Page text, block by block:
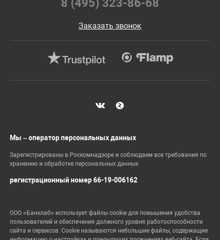
8 (495) 323-86-68
Заказать звонок
Мы – оператор персональных данных
Зарегистрированы в Роскомнадзоре и соблюдаем все требования по
хранению и обработке персональных данных
регистрационный номер 66-19-006162
ООО «Банклаб» использует файлы cookie для повышения удобства
пользователей и обеспечения должного уровня работоспособности
сайта и сервисов. Cookie называются небольшие файлы, содержащие